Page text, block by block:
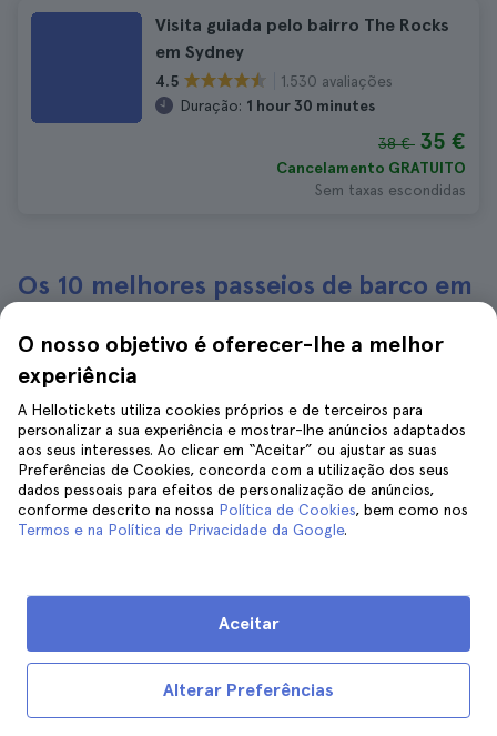
Visita guiada pelo bairro The Rocks
em Sydney
4.5
1.530 avaliações
Duração: 1 hour 30 minutes
38 € 35 €
Cancelamento GRATUITO
Sem taxas escondidas
Os 10 melhores passeios de barco em
Sydney
4.7
1.100 avaliações
2 hours 30 minutes
Confirmação imediata
128 €
Cruzeiro em veleiro grande pelo
Duração: 2 hours 30 minutes
Confirmação imediata
O nosso objetivo é oferecer-lhe a melhor
experiência
A Hellotickets utiliza cookies próprios e de terceiros para
personalizar a sua experiência e mostrar-lhe anúncios adaptados
aos seus interesses. Ao clicar em “Aceitar” ou ajustar as suas
Preferências de Cookies, concorda com a utilização dos seus
dados pessoais para efeitos de personalização de anúncios,
conforme descrito na nossa Política de Cookies, bem como nos
Termos e na Política de Privacidade da Google.
Alterar Preferências
Aceitar